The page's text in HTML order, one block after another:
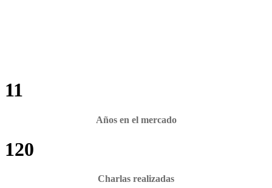
11
Años en el mercado
120
Charlas realizadas